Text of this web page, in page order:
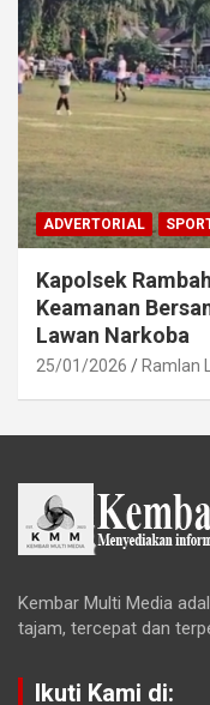
ADVERTORIAL
Kapolsek
Keamanan
Lawan Narkoba
25/01/2026 Ramlan
Kembar Multi Media
tajam, tercepat dan
Ikuti Kami di: